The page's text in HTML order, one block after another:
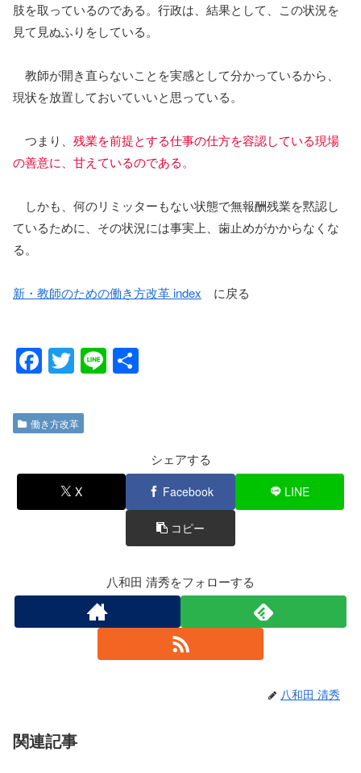
肢を取っているのである。行政は、結果として、この状況を
見て見ぬふりをしている。
教師が開き直らないことを実感として分かっているから、
現状を放置しておいていいと思っている。
つまり、 残業を前提とする仕事の仕方を容認している現場
の善意に、甘えているのである。
しかも、何のリミッターもない状態で無報酬残業を黙認し
ているために、その状況には事実上、歯止めがかからなくな
る。
新・教師のための働き方改革 index に戻る
F
c
e
b
o
T
tt
er
Li
働き方改革
シェアする
X Facebook LINE
コピー
八和田 清秀をフォローする
八和田 清秀
関連記事